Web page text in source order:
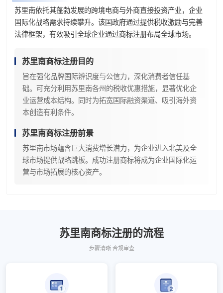
苏里南依托其蓬勃发展的跨境电商与外商直接投资产业，企业
国际化战略需求持续攀升。该国政府通过提供税收激励与完善
法律框架，有效吸引全球企业通过商标注册布局全球市场。
苏里南商标注册目的
旨在强化品牌国际辨识度与公信力，深化消费者信任基
础。可充分利用苏里南各州的税收优惠措施，显著优化企
业运营成本结构。同时为拓宽国际融资渠道、吸引海外资
本创造有利条件。
苏里南商标注册前景
苏里南市场蕴含巨大消费增长潜力，为企业进入北美及全
球市场提供战略跳板。成功注册商标将成为企业国际化运
营与市场拓展的核心资产。
苏里南商标注册的流程
步骤清晰 合规审查